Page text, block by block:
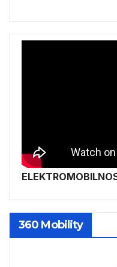
360 Mobility